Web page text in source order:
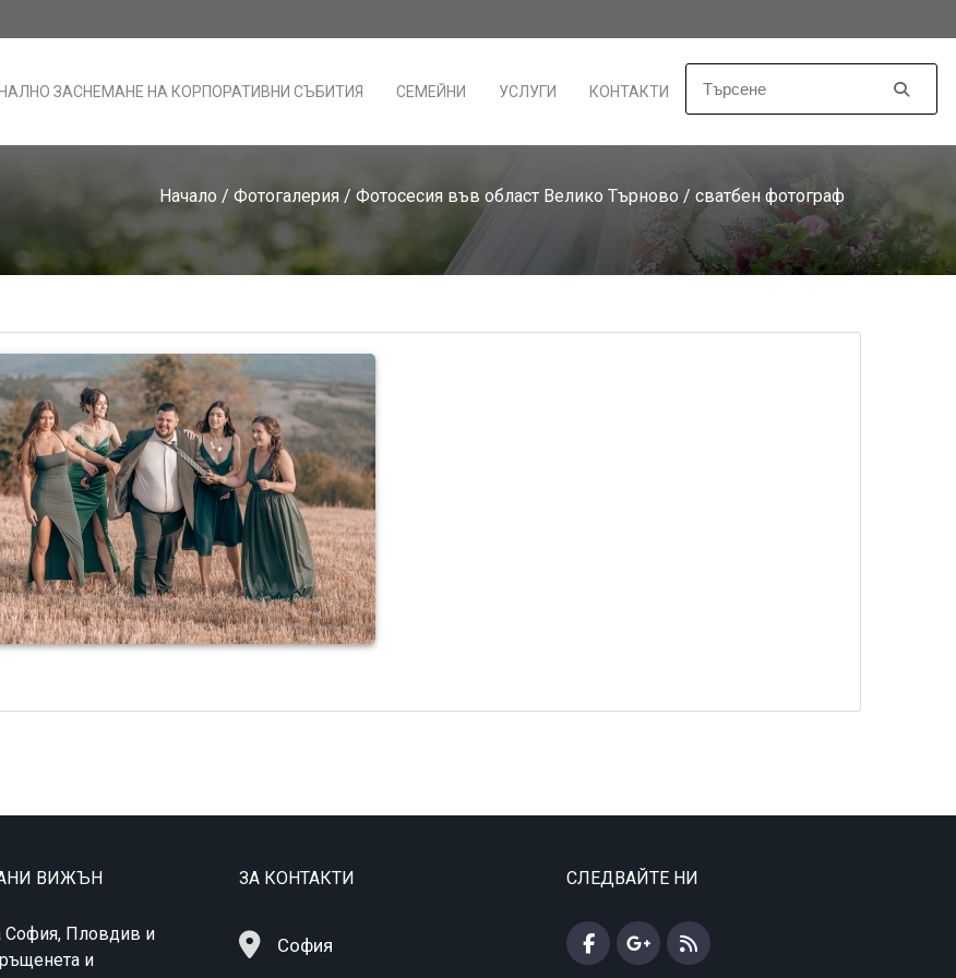
ЗАСНЕМАНЕ НА КОРПОРАТИВНИ СЪБИТИЯ СЕМЕЙНИ УСЛУГИ КОНТАКТИ
Начало / Фотогалерия / Фотосесия във област Велико Търново / сватбен фотограф
ВИЖЪН
София, Пловдив и
и
ЗА КОНТАКТИ
София
СЛЕДВАЙТЕ НИ